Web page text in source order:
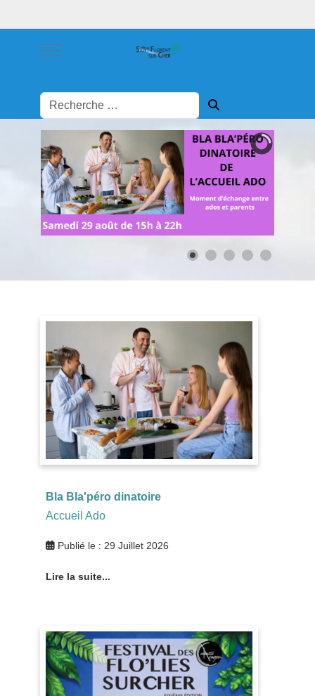
Mobile Menu Toggle
Bla Bla'péro dinatoire
Accueil Ado
Publié le : 29 Juillet 2026
Lire la suite...